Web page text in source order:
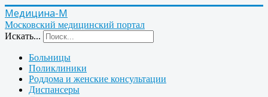
Медицина-М
Московский медицинский портал
Искать...
Больницы
Поликлиники
Роддома и женские консультации
Диспансеры